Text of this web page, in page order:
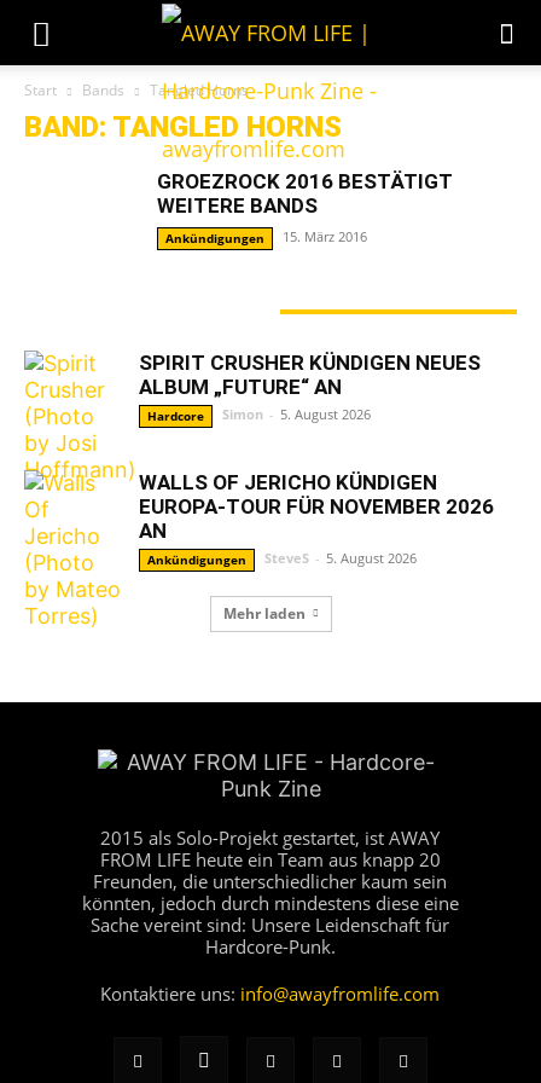
Start Bands Tangled Horns
BAND: TANGLED HORNS
GROEZROCK 2016 BESTÄTIGT
WEITERE BANDS
Ankündigungen 15. März 2016
SPIRIT CRUSHER KÜNDIGEN NEUES
ALBUM „FUTURE“ AN
Hardcore Simon - 5. August 2026
WALLS OF JERICHO KÜNDIGEN
EUROPA-TOUR FÜR NOVEMBER 2026
AN
Ankündigungen SteveS - 5. August 2026
Mehr laden
2015 als Solo-Projekt gestartet, ist AWAY
FROM LIFE heute ein Team aus knapp 20
Freunden, die unterschiedlicher kaum sein
könnten, jedoch durch mindestens diese eine
Sache vereint sind: Unsere Leidenschaft für
Hardcore-Punk.
Kontaktiere uns: info@awayfromlife.com